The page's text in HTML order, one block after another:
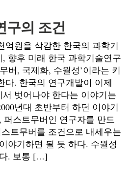
구의 조건
억원을 삭감한 한국의 과학기
향후 미래 한국 과학기술연구
버, 국제화, 수월성’이라는 키
다. 한국의 연구개발이 이제
벗어나야 한다는 이야기는
년대 초반부터 하던 이야기
퍼스트무버인 연구자를 만드
트무버를 조건으로 내세우는
야기하면 될 듯 하다. 수월성
. 보통 […]